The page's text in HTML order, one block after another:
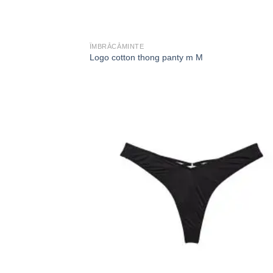
ÎMBRĂCĂMINTE
Logo cotton thong panty m M